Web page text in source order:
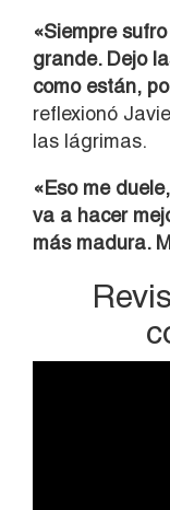
«Siempre
grande. Dejo
como están,
reflexionó
las lágrimas.
«Eso me
va a hacer
más madura.